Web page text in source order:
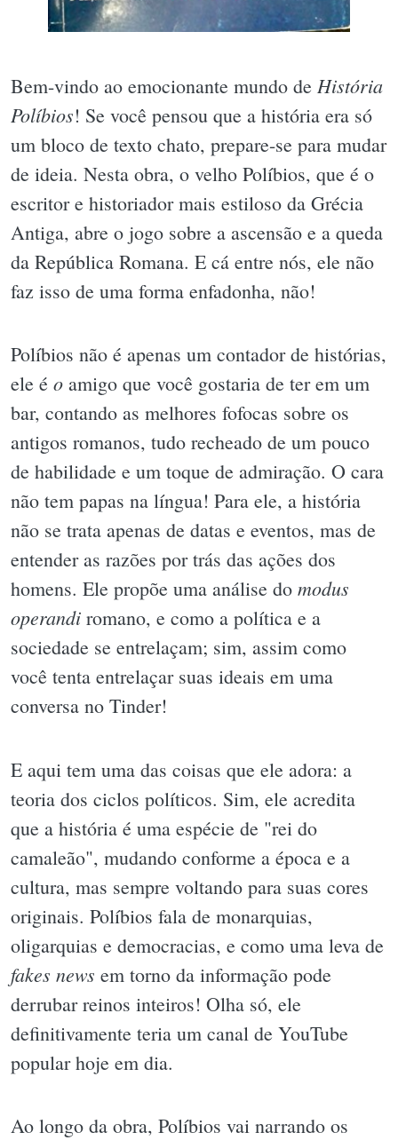
Bem-vindo ao emocionante mundo de História
Políbios! Se você pensou que a história era só
um bloco de texto chato, prepare-se para mudar
de ideia. Nesta obra, o velho Políbios, que é o
escritor e historiador mais estiloso da Grécia
Antiga, abre o jogo sobre a ascensão e a queda
da República Romana. E cá entre nós, ele não
faz isso de uma forma enfadonha, não!
Políbios não é apenas um contador de histórias,
ele é o amigo que você gostaria de ter em um
bar, contando as melhores fofocas sobre os
antigos romanos, tudo recheado de um pouco
de habilidade e um toque de admiração. O cara
não tem papas na língua! Para ele, a história
não se trata apenas de datas e eventos, mas de
entender as razões por trás das ações dos
homens. Ele propõe uma análise do modus
operandi romano, e como a política e a
sociedade se entrelaçam; sim, assim como
você tenta entrelaçar suas ideais em uma
conversa no Tinder!
E aqui tem uma das coisas que ele adora: a
teoria dos ciclos políticos. Sim, ele acredita
que a história é uma espécie de "rei do
camaleão", mudando conforme a época e a
cultura, mas sempre voltando para suas cores
originais. Políbios fala de monarquias,
oligarquias e democracias, e como uma leva de
fakes news em torno da informação pode
derrubar reinos inteiros! Olha só, ele
definitivamente teria um canal de YouTube
popular hoje em dia.
Ao longo da obra, Políbios vai narrando os